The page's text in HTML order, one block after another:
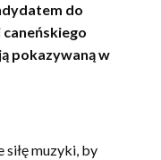
do
pokazywaną w
muzyki, by